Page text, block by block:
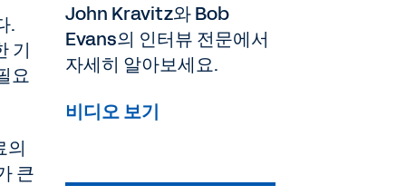
.
기
요
의
큰
John Kravitz와 Bob
Evans의 인터뷰 전문에서
자세히 알아보세요.
비디오 보기